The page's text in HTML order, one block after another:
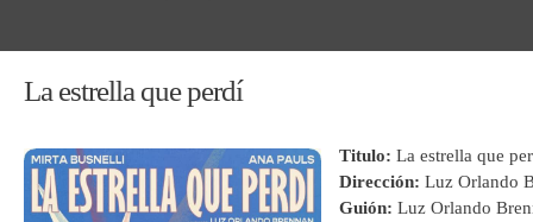
La estrella que perdí
Titulo: La estrella que
Dirección: Luz Orlando
Guión: Luz Orlando